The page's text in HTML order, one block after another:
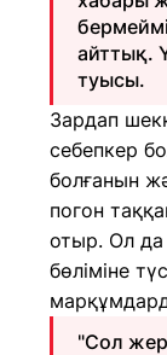
айттық.
туысы.
Зардап
себепкер
болғанын
погон
отыр. Ол да
бөліміне
"Сол